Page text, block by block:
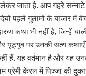
जाता है. आप गहरे
पहले गुलामों के बाजार में
कथा भी नहीं है, जिन्हें
पर उनकी सत्य कथाएँ
हैं. यह वर्तमान है और यह
प्रेमी केरल में पिज्जा की